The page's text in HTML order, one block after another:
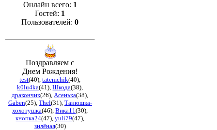
Онлайн всего: 1
Гостей: 1
Пользователей:0
Поздравляем с
Днем Рождения!
test(40),tatemchik(40),
k0lu4ka(41),Шкода(38),
дракончик(26),Асенька(38),
Gaben(25), Thel(31), Танюшка-
хохотушка(46),Вика11(30),
кнопка24(47),yuli79(47),
зилёная(30)